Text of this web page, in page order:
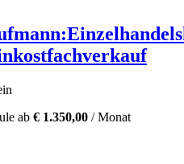
ab € 1.350,00 / Monat